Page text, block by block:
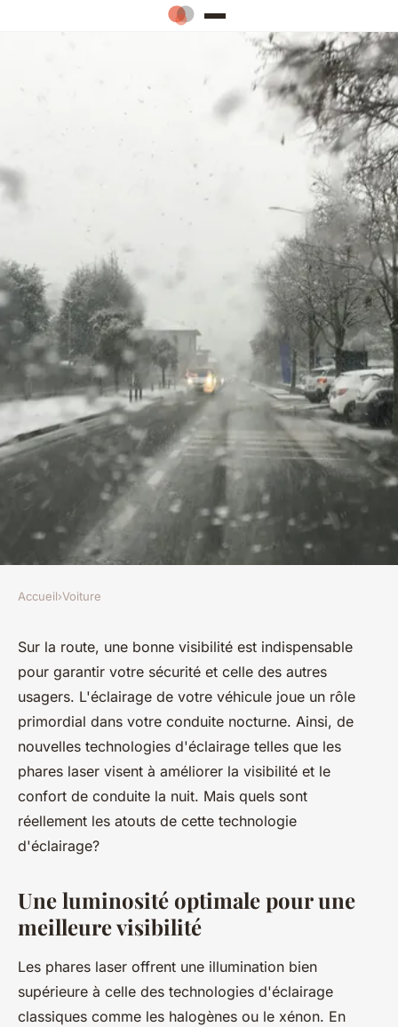
Quels sont les avantages des
phares au laser pour une
meilleure visibilité nocturne?
Martin•12 juillet 2024•5 min de lecture
Accueil›Voiture
Sur la route, une bonne visibilité est indispensable
pour garantir votre sécurité et celle des autres
usagers. L'éclairage de votre véhicule joue un rôle
primordial dans votre conduite nocturne. Ainsi, de
nouvelles technologies d'éclairage telles que les
phares laser visent à améliorer la visibilité et le
confort de conduite la nuit. Mais quels sont
réellement les atouts de cette technologie
d'éclairage?
Une luminosité optimale pour une
meilleure visibilité
Les phares laser offrent une illumination bien
supérieure à celle des technologies d'éclairage
classiques comme les halogènes ou le xénon. En